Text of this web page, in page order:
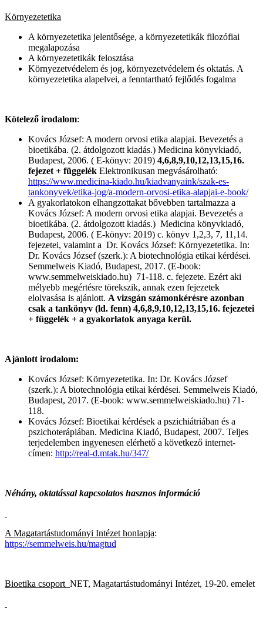
Környezetetika
A környezetetika jelentősége, a környezetetikák filozófiai
megalapozása
A környezetetikák felosztása
Környezetvédelem és jog, környezetvédelem és oktatás. A
környezetetika alapelvei, a fenntartható fejlődés fogalma
Kötelező irodalom:
Kovács József: A modern orvosi etika alapjai. Bevezetés a
bioetikába. (2. átdolgozott kiadás.) Medicina könyvkiadó,
Budapest, 2006. ( E-könyv: 2019) 4,6,8,9,10,12,13,15,16.
fejezet + függelék Elektronikusan megvásárolható:
https://www.medicina-kiado.hu/kiadvanyaink/szak-es-
tankonyvek/etika-jog/a-modern-orvosi-etika-alapjai-e-book/
A gyakorlatokon elhangzottakat bővebben tartalmazza a
Kovács József: A modern orvosi etika alapjai. Bevezetés a
bioetikába. (2. átdolgozott kiadás.) Medicina könyvkiadó,
Budapest, 2006. ( E-könyv: 2019) c. könyv 1,2,3, 7, 11,14.
fejezetei, valamint a Dr. Kovács József: Környezetetika. In:
Dr. Kovács József (szerk.): A biotechnológia etikai kérdései.
Semmelweis Kiadó, Budapest, 2017. (E-book:
www.semmelweiskiado.hu) 71-118. c. fejezete. Ezért aki
mélyebb megértésre törekszik, annak ezen fejezetek
elolvasása is ajánlott. A vizsgán számonkérésre azonban
csak a tankönyv (ld. fenn) 4,6,8,9,10,12,13,15,16. fejezetei
+ függelék + a gyakorlatok anyaga kerül.
Ajánlott irodalom:
Kovács József: Környezetetika. In: Dr. Kovács József
(szerk.): A biotechnológia etikai kérdései. Semmelweis Kiadó,
Budapest, 2017. (E-book: www.semmelweiskiado.hu) 71-
118.
Kovács József: Bioetikai kérdések a pszichiátriában és a
pszichoterápiában. Medicina Kiadó, Budapest, 2007. Teljes
terjedelemben ingyenesen elérhető a következő internet-
címen: http://real-d.mtak.hu/347/
Néhány, oktatással kapcsolatos hasznos információ
A Magatartástudományi Intézet honlapja:
https://semmelweis.hu/magtud
Bioetika csoport NET, Magatartástudományi Intézet, 19-20. emelet